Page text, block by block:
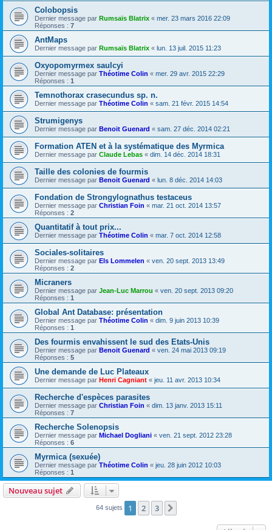
Colobopsis
Dernier message par Rumsaïs Blatrix « mer. 23 mars 2016 22:09
Réponses : 7
AntMaps
Dernier message par Rumsaïs Blatrix « lun. 13 juil. 2015 11:23
Oxyopomyrmex saulcyi
Dernier message par Théotime Colin « mer. 29 avr. 2015 22:29
Réponses : 1
Temnothorax crasecundus sp. n.
Dernier message par Théotime Colin « sam. 21 févr. 2015 14:54
Strumigenys
Dernier message par Benoit Guenard « sam. 27 déc. 2014 02:21
Formation ATEN et à la systématique des Myrmica
Dernier message par Claude Lebas « dim. 14 déc. 2014 18:31
Taille des colonies de fourmis
Dernier message par Benoit Guenard « lun. 8 déc. 2014 14:03
Fondation de Strongylognathus testaceus
Dernier message par Christian Foin « mar. 21 oct. 2014 13:57
Réponses : 2
Quantitatif à tout prix...
Dernier message par Théotime Colin « mar. 7 oct. 2014 12:58
Sociales-solitaires
Dernier message par Els Lommelen « ven. 20 sept. 2013 13:49
Réponses : 2
Micraners
Dernier message par Jean-Luc Marrou « ven. 20 sept. 2013 09:20
Réponses : 1
Global Ant Database: présentation
Dernier message par Théotime Colin « dim. 9 juin 2013 10:39
Réponses : 1
Des fourmis envahissent le sud des Etats-Unis
Dernier message par Benoit Guenard « ven. 24 mai 2013 09:19
Réponses : 5
Une demande de Luc Plateaux
Dernier message par Henri Cagniant « jeu. 11 avr. 2013 10:34
Recherche d'espèces parasites
Dernier message par Christian Foin « dim. 13 janv. 2013 15:11
Réponses : 7
Recherche Solenopsis
Dernier message par Michael Dogliani « ven. 21 sept. 2012 23:28
Réponses : 6
Myrmica (sexuée)
Dernier message par Théotime Colin « jeu. 28 juin 2012 10:03
Réponses : 1
Nouveau sujet
64 sujets 1 2 3